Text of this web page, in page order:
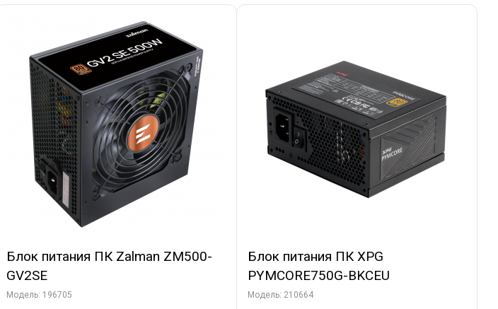
Блок питания ПК Zalman ZM500-
GV2SE
Модель: 196705
Блок питания ПК XPG
PYMCORE750G-BKCEU
Модель: 210664